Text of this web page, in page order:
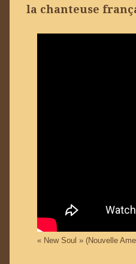
la chanteuse
« New Soul » (Nouvelle